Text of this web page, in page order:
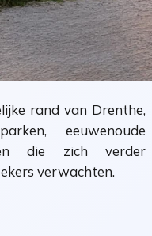
rand van Drenthe,
eeuwenoude
die zich verder
verwachten.